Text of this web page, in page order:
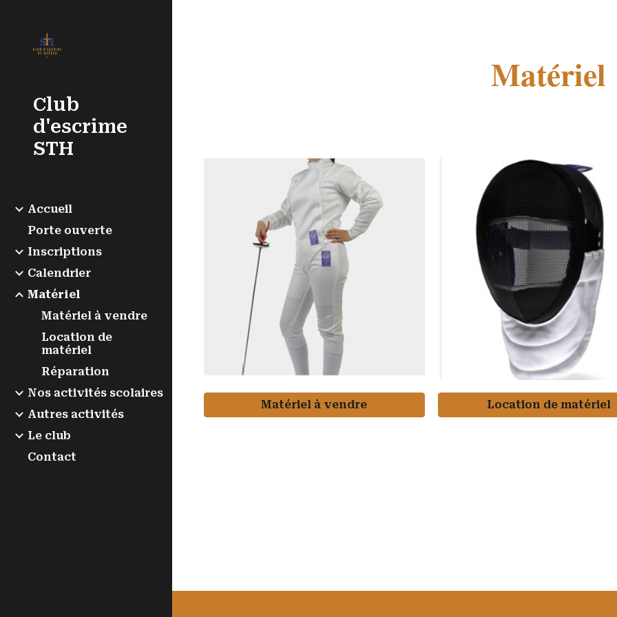
Club
d'escrime
STH
Accueil
Porte ouverte
Inscriptions
Calendrier
Matériel
Matériel à vendre
Location de
matériel
Réparation
Nos activités scolaires
Autres activités
Le club
Contact
Matériel
Matériel à vendre Location de matériel